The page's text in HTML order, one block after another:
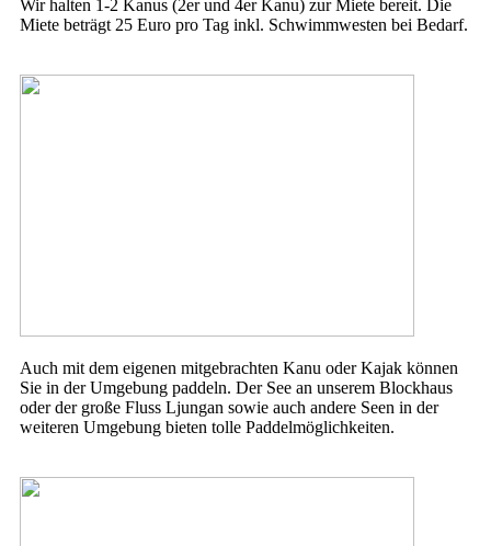
Wir halten 1-2 Kanus (2er und 4er Kanu) zur Miete bereit. Die
Miete beträgt 25 Euro pro Tag inkl. Schwimmwesten bei Bedarf.
Auch mit dem eigenen mitgebrachten Kanu oder Kajak können
Sie in der Umgebung paddeln. Der See an unserem Blockhaus
oder der große Fluss Ljungan sowie auch andere Seen in der
weiteren Umgebung bieten tolle Paddelmöglichkeiten.